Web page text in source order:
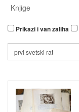
Knjige
Prikazi i van zaliha